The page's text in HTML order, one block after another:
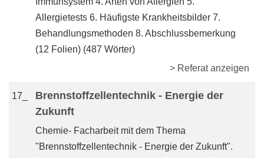
Allergietests 6. Häufigste Krankheitsbilder 7.
Behandlungsmethoden 8. Abschlussbemerkung
(12 Folien) (487 Wörter)
> Referat anzeigen
17_
Brennstoffzellentechnik - Energie der
Zukunft
Chemie- Facharbeit mit dem Thema
"Brennstoffzellentechnik - Energie der Zukunft".